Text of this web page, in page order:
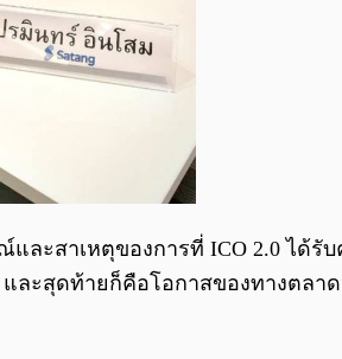
ละสาเหตุของการที่ ICO 2.0 ได้
ละสุดท้ายก็คือโอกาสของทางตลา